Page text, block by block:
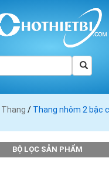
Thang / Thang nhôm 2 bậc
BỘ LỌC SẢN PHẨM